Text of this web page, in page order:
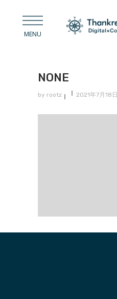
NONE
by rootz 2021年7月18日